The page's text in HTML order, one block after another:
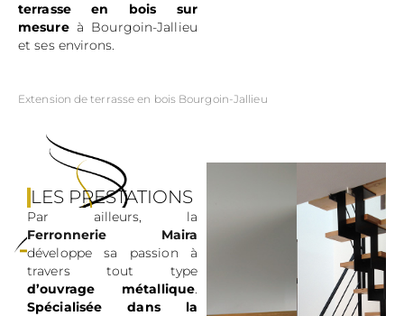
terrasse en bois sur
mesureà Bourgoin-Jallieu
et ses environs.
Extension de terrasse en bois Bourgoin-Jallieu
LES PRESTATIONS
DE FERRONNERIE
MAIRA
Par ailleurs, la
Ferronnerie Maira
développe sa passion à
travers tout type
d’ouvrage métallique.
Spécialisée dans la